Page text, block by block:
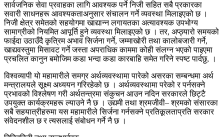
सार्वजनिक सेवा प्रवाहका लागि आवश्यक पर्ने निजी सहित सबै प्रकारका
सवारी साधनहरू आवश्यकताअनुसार संचालन गर्ने व्यवस्था मिलाइएको छ ।
निजी क्षेत्र समेतको सहयोगमा खाद्यान्न लगायतका अत्यावश्यक उपभोग्य
सामाग्रीको नियमित आपूर्ति हुने व्यवस्था मिलाइएको छ । तर, अप्ठ्यारो समयको
फाईदा उठाउँदै कृत्रिम अभाव सिर्जना गर्ने, जम्माखोरी तथा कालोबजारी गर्ने,
खाद्यवस्तुमा मिसावट गर्ने जस्ता अपराधिक काममा कोही संलग्न भएको पाइएमा
प्रचलित कानुन बमोजिम कडा भन्दा कडा कारबाहि समेत गरिने स्पष्ट पार्दछु, ।
विश्वव्यापी यो महामारीले समग्र अर्थव्यवस्थामा पारेको असरका सम्बन्धमा अर्थ
मन्त्रालयले सूक्ष्म अध्ययन गरिरहेको छ । अर्थव्यवस्थामा परेको र पर्नसक्ने
प्रभावको विश्लेषण गरी अर्थतन्त्रमा संकुचन आउन नदिन सरकारले छिट्टै
उपयुक्त कार्यक्रमहरू ल्याउने नै छ । उद्यमी तथा श्रमजीवी– श्रमको संसारका
सबै सहयात्रीहरुमा यस महामारीले सिर्जना गर्नसक्ने प्रतिकूलताप्रति सरकार
संवेदनशील छ र त्यसलाई संबोधन गर्ने नै छ ।